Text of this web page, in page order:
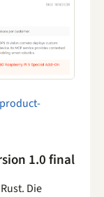
1.0 final
Die